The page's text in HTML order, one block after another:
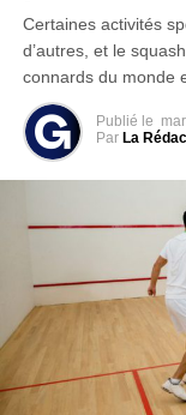
Certaines activités
d’autres, et le
connards du monde
Publié le mar
Par La